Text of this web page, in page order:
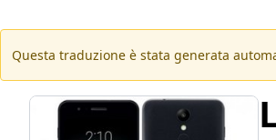
Questa traduzione è stata generata